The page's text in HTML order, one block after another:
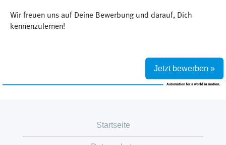
Wir freuen uns auf Deine Bewerbung und darauf, Dich
kennenzulernen!
Jetzt bewerben »
Startseite